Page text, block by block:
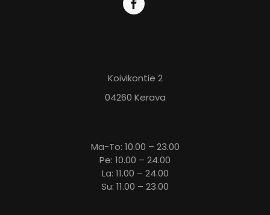
Koivikontie 2
04260 Kerava
Ma-To: 10.00 – 23.00
Pe: 10.00 – 24.00
La: 11.00 – 24.00
Su: 11.00 – 23.00